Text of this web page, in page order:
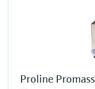
Proline